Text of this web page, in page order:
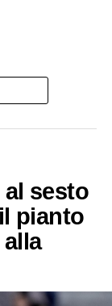
al sesto
pianto